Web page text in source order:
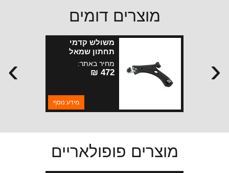
מוצרים דומים
משולש קדמי
תחתון שמאל
קומפאס ורנגאיד
17-25
מחיר באתר:
472 ₪
מידע נוסף
› ‹
מוצרים פופולאריים